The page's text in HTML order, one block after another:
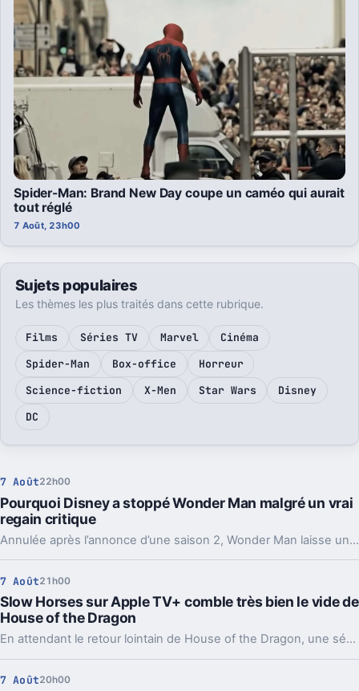
Spider-Man: Brand New Day coupe un caméo qui aurait
tout réglé
7 Août, 23h00
Sujets populaires
Les thèmes les plus traités dans cette rubrique.
Films Séries TV Marvel
Cinéma
Spider-Man
Box-office
Horreur
Science-fiction
X-Men Star Wars
Disney
DC
7 Août22h00
Pourquoi Disney a stoppé Wonder Man malgré un vrai
regain critique
Annulée après l’annonce d’une saison 2, Wonder Man laisse un drôle de vide. Deux pistes reviennent pour expliquer ce revirement chez Disney.
7 Août21h00
Slow Horses sur Apple TV+ comble très bien le vide de
House of the Dragon
En attendant le retour lointain de House of the Dragon, une série d’espionnage d’Apple TV+ offre un relais inattendu, avec plusieurs visages bien connus de Westeros.
7 Août20h00